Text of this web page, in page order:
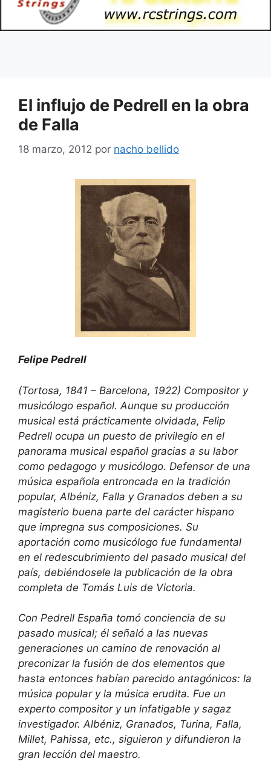
El influjo de Pedrell en la obra
de Falla
18 marzo, 2012 por nacho bellido
Felipe Pedrell
(Tortosa, 1841 – Barcelona, 1922) Compositor y
musicólogo español. Aunque su producción
musical está prácticamente olvidada, Felip
Pedrell ocupa un puesto de privilegio en el
panorama musical español gracias a su labor
como pedagogo y musicólogo. Defensor de una
música española entroncada en la tradición
popular, Albéniz, Falla y Granados deben a su
magisterio buena parte del carácter hispano
que impregna sus composiciones. Su
aportación como musicólogo fue fundamental
en el redescubrimiento del pasado musical del
país, debiéndosele la publicación de la obra
completa de Tomás Luis de Victoria.
Con Pedrell España tomó conciencia de su
pasado musical; él señaló a las nuevas
generaciones un camino de renovación al
preconizar la fusión de dos elementos que
hasta entonces habían parecido antagónicos: la
música popular y la música erudita. Fue un
experto compositor y un infatigable y sagaz
investigador. Albéniz, Granados, Turina, Falla,
Millet, Pahissa, etc., siguieron y difundieron la
gran lección del maestro.